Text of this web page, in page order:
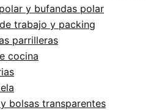
y bufandas polar
trabajo y packing
parrilleras
cocina
bolsas transparentes